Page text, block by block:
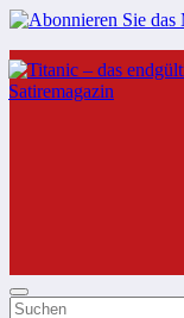
Zum
Inhalt
springen